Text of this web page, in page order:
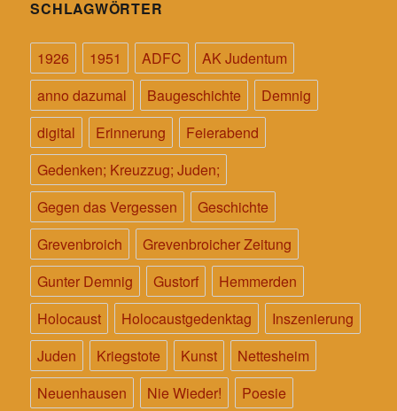
b
o
o
k
t
s
A
p
p
SCHLAGWÖRTER
1926 1951 ADFC
AK Judentum
anno dazumal
Baugeschichte
Demnig
digital
Erinnerung
Feierabend
Gedenken; Kreuzzug; Juden;
Gegen das Vergessen
Geschichte
Grevenbroich
Grevenbroicher Zeitung
Gunter Demnig
Gustorf
Hemmerden
Holocaust
Holocaustgedenktag
Inszenierung
Juden
Kriegstote Kunst
Nettesheim
Neuenhausen
Nie Wieder!
Poesie